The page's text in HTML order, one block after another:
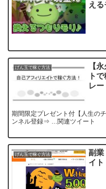
える
げん玉で稼ぐ方法
【
ト
レー
期間限定プレゼント付【人生の
ンネル登録⇒ ...関連ツイート
げん玉で稼ぐ方法
副
イ